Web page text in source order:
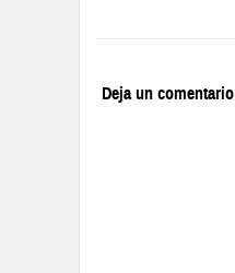
Deja un comentario